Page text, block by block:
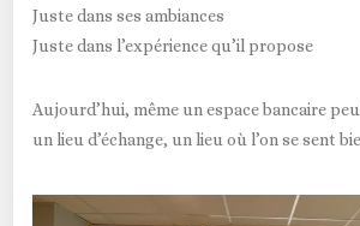
Juste dans ses ambiances
Juste dans l’expérience qu’il propose
Aujourd’hui, même un espace bancaire
un lieu d’échange, un lieu où l’on se sent